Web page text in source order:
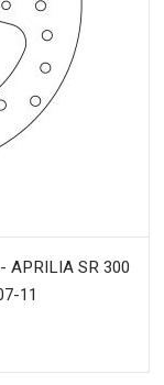
APRILIA SR 300
11